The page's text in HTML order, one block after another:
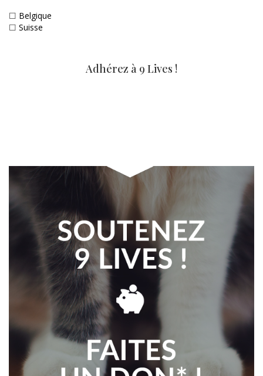
☐ Belgique
☐ Suisse
Adhérez à 9 Lives !